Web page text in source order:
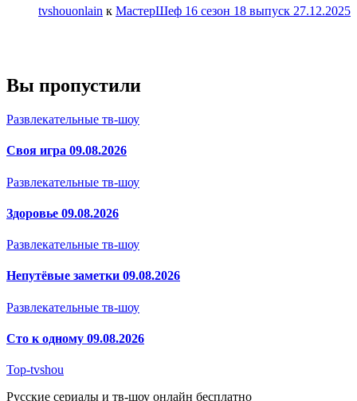
tvshouonlain к МастерШеф 16 сезон 18 выпуск 27.12.2025
Вы пропустили
Развлекательные тв-шоу
Своя игра 09.08.2026
Развлекательные тв-шоу
Здоровье 09.08.2026
Развлекательные тв-шоу
Непутёвые заметки 09.08.2026
Развлекательные тв-шоу
Сто к одному 09.08.2026
Top-tvshou
Русские сериалы и тв-шоу онлайн бесплатно